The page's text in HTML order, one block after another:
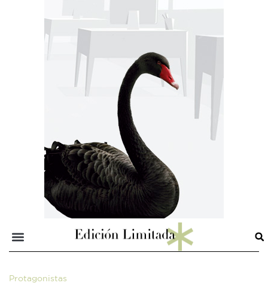
Protagonistas